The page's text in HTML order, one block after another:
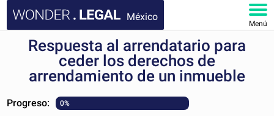
México
Menú
INICIO
DOCUMENTOS
FAQ
Respuesta al arrendatario para
ceder los derechos de
arrendamiento de un inmueble
Progreso: 0%